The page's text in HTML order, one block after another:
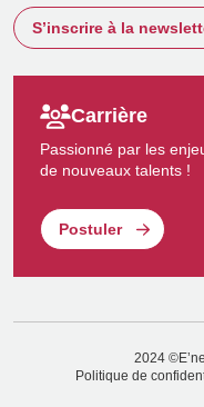
S’inscrire à la
Carrière
Passionné par les
de nouveaux talents !
Postuler
2024
Politique de